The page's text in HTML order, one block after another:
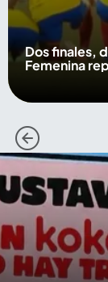
Dos finales,
Femenina